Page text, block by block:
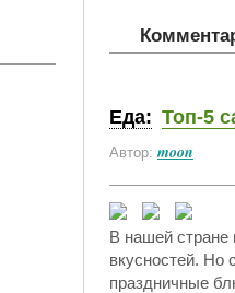
Еда: Топ-5
Автор: moon
В нашей стране
вкусностей. Но
праздничные